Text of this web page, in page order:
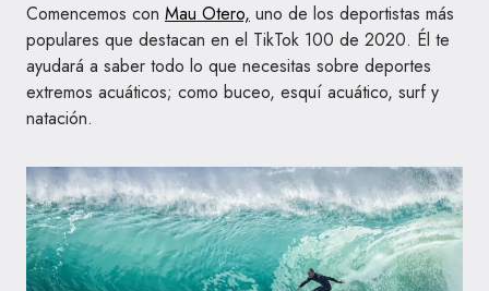
Comencemos con Mau Otero, uno de los deportistas más
populares que destacan en el TikTok 100 de 2020. Él te
ayudará a saber todo lo que necesitas sobre deportes
extremos acuáticos; como buceo, esquí acuático, surf y
natación.